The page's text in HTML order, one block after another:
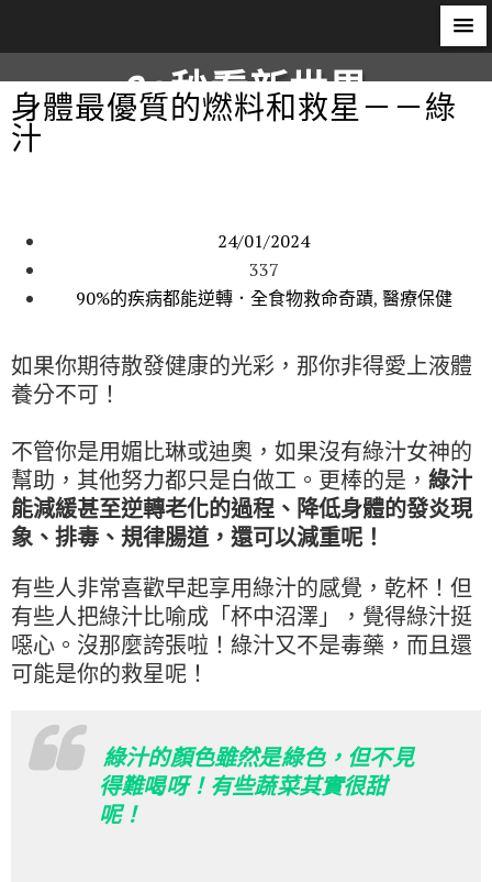
60秒看新世界
身體最優質的燃料和救星－－綠
汁
24/01/2024
337
90%的疾病都能逆轉．全食物救命奇蹟, 醫療保健
如果你期待散發健康的光彩，那你非得愛上液體
養分不可！
不管你是用媚比琳或迪奧，如果沒有綠汁女神的
幫助，其他努力都只是白做工。更棒的是， 綠汁
能減緩甚至逆轉老化的過程、降低身體的發炎現
象、排毒、規律腸道，還可以減重呢！
有些人非常喜歡早起享用綠汁的感覺，乾杯！但
有些人把綠汁比喻成「杯中沼澤」，覺得綠汁挺
噁心。沒那麼誇張啦！綠汁又不是毒藥，而且還
可能是你的救星呢！
綠汁的顏色雖然是綠色，但不見
得難喝呀！有些蔬菜其實很甜
呢！